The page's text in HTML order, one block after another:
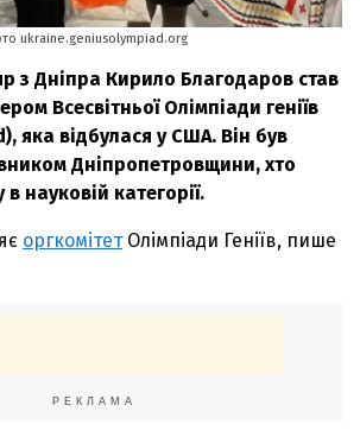
ukraine.geniusolympiad.org
з Дніпра Кирило Благодаров став
Всесвітньої Олімпіади геніїв
яка відбулася у США. Він був
Дніпропетровщини, хто
науковій категорії.
оргкомітетОлімпіади Геніїв, пише
РЕКЛАМА